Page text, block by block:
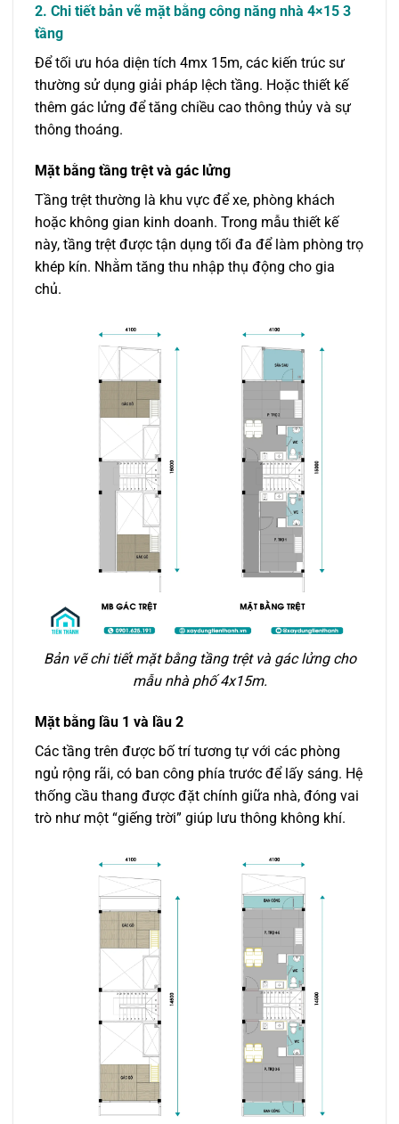
2. Chi tiết bản vẽ mặt bằng công năng nhà 4×15 3
tầng
Để tối ưu hóa diện tích 4mx 15m, các kiến trúc sư
thường sử dụng giải pháp lệch tầng. Hoặc thiết kế
thêm gác lửng để tăng chiều cao thông thủy và sự
thông thoáng.
Mặt bằng tầng trệt và gác lửng
Tầng trệt thường là khu vực để xe, phòng khách
hoặc không gian kinh doanh. Trong mẫu thiết kế
này, tầng trệt được tận dụng tối đa để làm phòng trọ
khép kín. Nhằm tăng thu nhập thụ động cho gia
chủ.
Bản vẽ chi tiết mặt bằng tầng trệt và gác lửng cho
mẫu nhà phố 4x15m.
Mặt bằng lầu 1 và lầu 2
Các tầng trên được bố trí tương tự với các phòng
ngủ rộng rãi, có ban công phía trước để lấy sáng. Hệ
thống cầu thang được đặt chính giữa nhà, đóng vai
trò như một “giếng trời” giúp lưu thông không khí.